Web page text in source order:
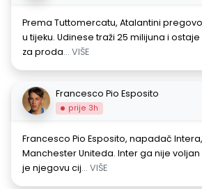
Prema Tuttomercatu, Atalantini
u tijeku. Udinese traži 25 milijuna i
za proda... VIŠE
Francesco Pio Esposito
prije 3h
Francesco Pio Esposito, napadač
Manchester Uniteda. Inter ga nije
je njegovu cij... VIŠE